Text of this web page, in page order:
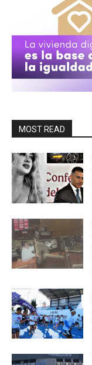
MOST READ